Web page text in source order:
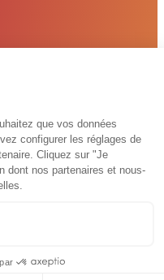
que vos données
configurer les réglages de
Cliquez sur "Je
dont nos partenaires et nous-
et par l'Union
de confidentialité
sociaux
avec les services de votre